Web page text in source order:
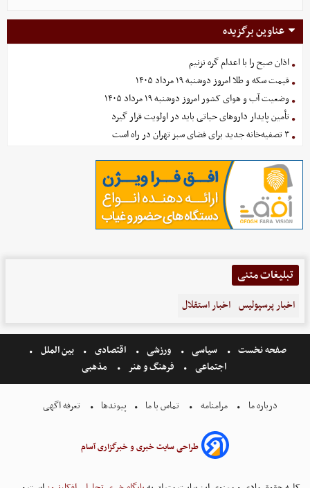
عناوین برگزیده
اذان صبح را با اعدام گره نزنیم
قیمت سکه و طلا امروز دوشنبه ۱۹ مرداد ۱۴۰۵
وضعیت آب و هوای کشور امروز دوشنبه ۱۹ مرداد ۱۴۰۵
تأمین پایدار داروهای حیاتی باید در اولویت قرار گیرد
۳ تصفیه‌خانه جدید برای فضای سبز تهران در راه است
تبلیغات متنی
اخبار پرسپولیس اخبار استقلال
صفحه نخست سیاسی ورزشی اقتصادی
بین الملل
اجتماعی
فرهنگ و هنر مذهبی
درباره ما مرامنامه تماس با ما پیوندها تعرفه اگهی
طراحی سایت خبری و خبرگزاری آسام